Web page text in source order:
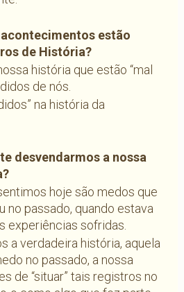
estão
de História?
história que estão “mal
de nós.
na história da
desvendarmos a nossa
hoje são medos que
no passado, quando estava
experiências sofridas.
a verdadeira história, aquela
no passado, a nossa
de “situar” tais registros no